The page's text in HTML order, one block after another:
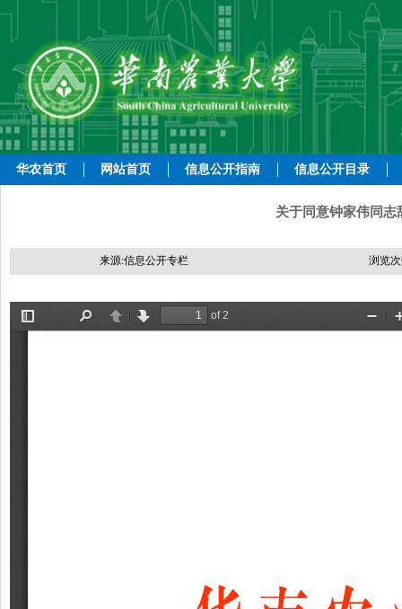
华农首页 网站首页 信息公开指南 信息公开目录
关于同意钟家伟同志
来源:信息公开专栏 浏览